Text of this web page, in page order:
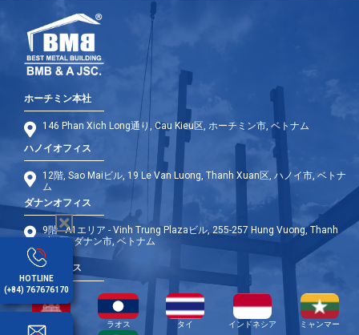
ホーチミン本社
146 Phan Xich Long通り, Cau Kieu区, ホーチミン市, ベトナム
ハノイオフィス
12階, Sao Maiビル, 19 Le Van Luong, Thanh Xuan区, ハノイ市, ベトナ
ム
ダナンオフィス
9階 - A1エリア - Vinh Trung Plazaビル, 255-257 Hung Vuong, Thanh
Khe区, ダナン市, ベトナム
海外オフィス
カンボジア ラオス タイ インドネシア ミャンマー
HOTLINE
(+84) 767676170